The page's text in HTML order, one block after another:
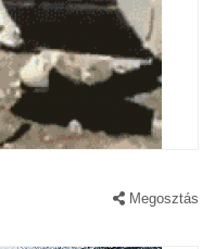
Megosztás